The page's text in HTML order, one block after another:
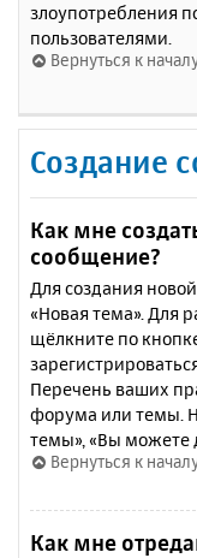
злоупотребления
пользователями.
Вернуться к
Создание
Как мне
сообщение?
Для создания
«Новая тема». Для
щёлкните по
Перечень ваших
форума или темы.
темы», «Вы можете
Вернуться к
Как мне